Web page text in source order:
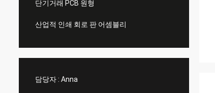
단기거래 PCB 원형
산업적 인쇄 회로 판 어셈블리
담당자 : Anna